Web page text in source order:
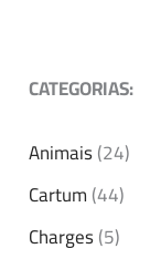
CATEGORIAS:
Animais(24)
Cartum(44)
Charges(5)